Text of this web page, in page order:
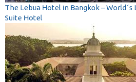
The Lebua Hotel in Bangkok – World´s
Suite Hotel